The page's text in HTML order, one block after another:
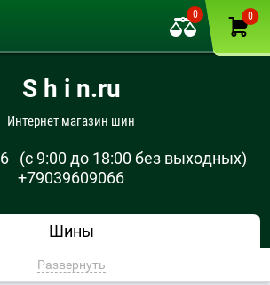
0
0
S h i n.ru
Интернет магазин шин
(с 9:00 до 18:00 без выходных)
+79039609066
Шины
Развернуть